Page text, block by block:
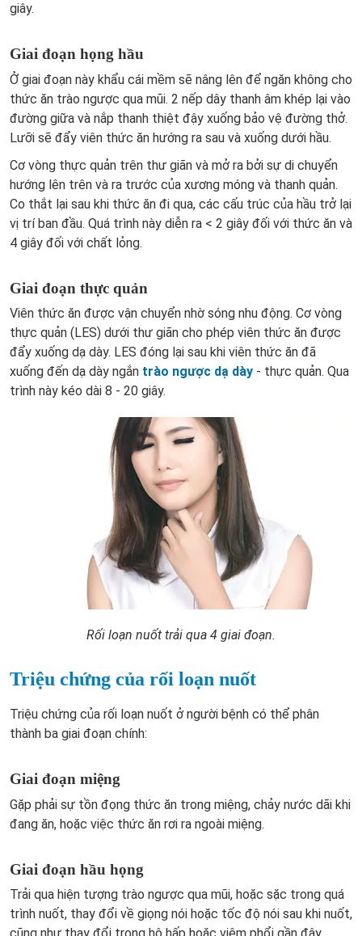
giây.
Giai đoạn họng hầu
Ở giai đoạn này khẩu cái mềm sẽ nâng lên để ngăn không cho
thức ăn trào ngược qua mũi. 2 nếp dây thanh âm khép lại vào
đường giữa và nắp thanh thiệt đậy xuống bảo vệ đường thở.
Lưỡi sẽ đẩy viên thức ăn hướng ra sau và xuống dưới hầu.
Cơ vòng thực quản trên thư giãn và mở ra bởi sự di chuyển
hướng lên trên và ra trước của xương móng và thanh quản.
Co thắt lại sau khi thức ăn đi qua, các cấu trúc của hầu trở lại
vị trí ban đầu. Quá trình này diễn ra < 2 giây đối với thức ăn và
4 giây đối với chất lỏng.
Giai đoạn thực quản
Viên thức ăn được vận chuyển nhờ sóng nhu động. Cơ vòng
thực quản (LES) dưới thư giãn cho phép viên thức ăn được
đẩy xuống dạ dày. LES đóng lại sau khi viên thức ăn đã
xuống đến dạ dày ngắn trào ngược dạ dày - thực quản. Qua
trình này kéo dài 8 - 20 giây.
Rối loạn nuốt trải qua 4 giai đoạn.
Triệu chứng của rối loạn nuốt
Triệu chứng của rối loạn nuốt ở người bệnh có thể phân
thành ba giai đoạn chính:
Giai đoạn miệng
Gặp phải sự tồn đọng thức ăn trong miệng, chảy nước dãi khi
đang ăn, hoặc việc thức ăn rơi ra ngoài miệng.
Giai đoạn hầu họng
Trải qua hiện tượng trào ngược qua mũi, hoặc sặc trong quá
trình nuốt, thay đổi về giọng nói hoặc tốc độ nói sau khi nuốt,